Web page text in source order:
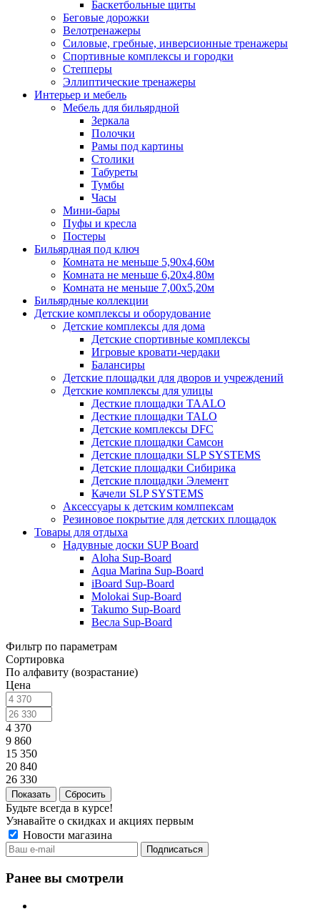
Баскетбольные щиты
Беговые дорожки
Велотренажеры
Силовые, гребные, инверсионные тренажеры
Спортивные комплексы и городки
Степперы
Эллиптические тренажеры
Интерьер и мебель
Мебель для бильярдной
Зеркала
Полочки
Рамы под картины
Столики
Табуреты
Тумбы
Часы
Мини-бары
Пуфы и кресла
Постеры
Бильярдная под ключ
Комната не меньше 5,90х4,60м
Комната не меньше 6,20х4,80м
Комната не меньше 7,00х5,20м
Бильярдные коллекции
Детские комплексы и оборудование
Детские комплексы для дома
Детские спортивные комплексы
Игровые кровати-чердаки
Балансиры
Детские площадки для дворов и учреждений
Детские комплексы для улицы
Десткие площадки TAALO
Десткие площадки TALO
Детские комплексы DFC
Детские площадки Самсон
Детские площадки SLP SYSTEMS
Детские площадки Сибирика
Детские площадки Элемент
Качели SLP SYSTEMS
Аксессуары к детским комлпексам
Резиновое покрытие для детских площадок
Товары для отдыха
Надувные доски SUP Board
Aloha Sup-Board
Aqua Marina Sup-Board
iBoard Sup-Board
Molokai Sup-Board
Takumo Sup-Board
Весла Sup-Board
Фильтр по параметрам
Сортировка
По алфавиту (возрастание)
Цена
4 370
9 860
15 350
20 840
26 330
Сбросить
Будьте всегда в курсе!
Узнавайте о скидках и акциях первым
Новости магазина
Ранее вы смотрели